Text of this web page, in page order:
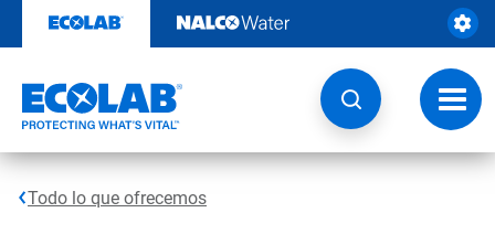
contenido
de
Todo lo que ofrecemos